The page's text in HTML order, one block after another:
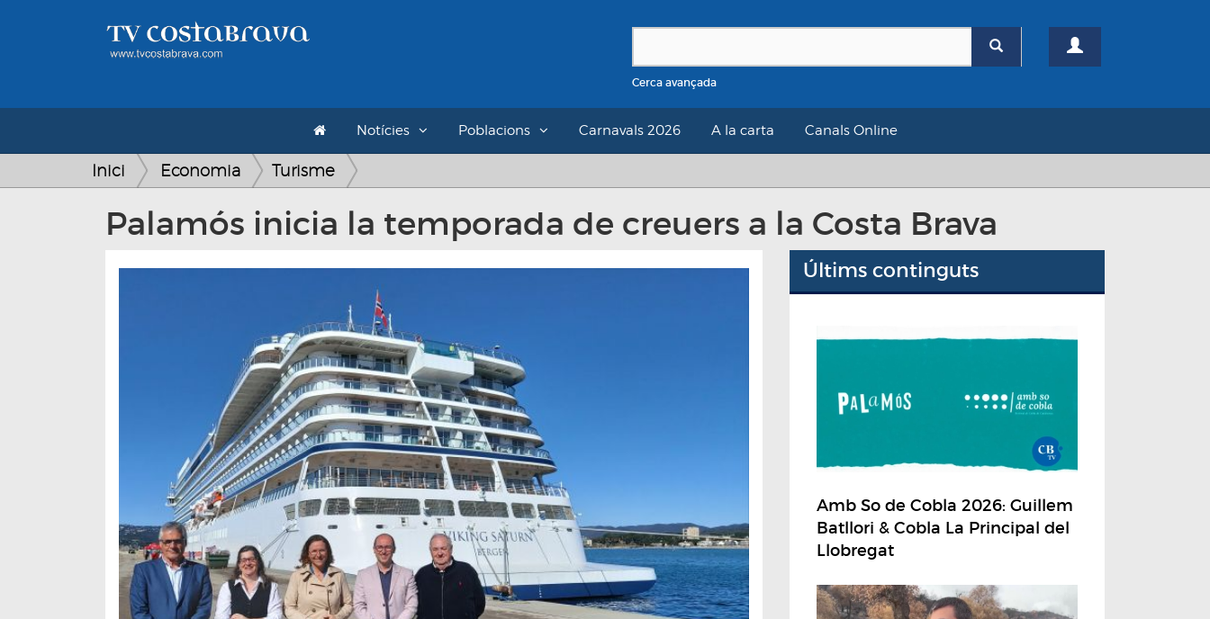
Cerca avançada
Notícies Poblacions Carnavals 2026 A la carta Canals Online
Inici Economia Turisme
Palamós inicia la temporada de creuers a la Costa Brava
Últims continguts
Amb So de Cobla 2026: Guillem
Batllori & Cobla La Principal del
Llobregat